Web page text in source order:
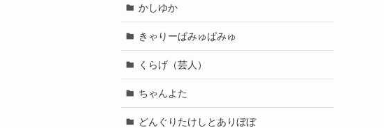
かしゆか
きゃりーぱみゅぱみゅ
くらげ（芸人）
ちゃんよた
どんぐりたけしとありぼぼ